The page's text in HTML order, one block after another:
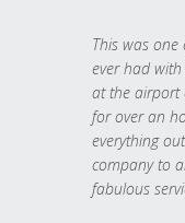
This was one
ever had
at the airport
for over an
everything
company to
fabulous